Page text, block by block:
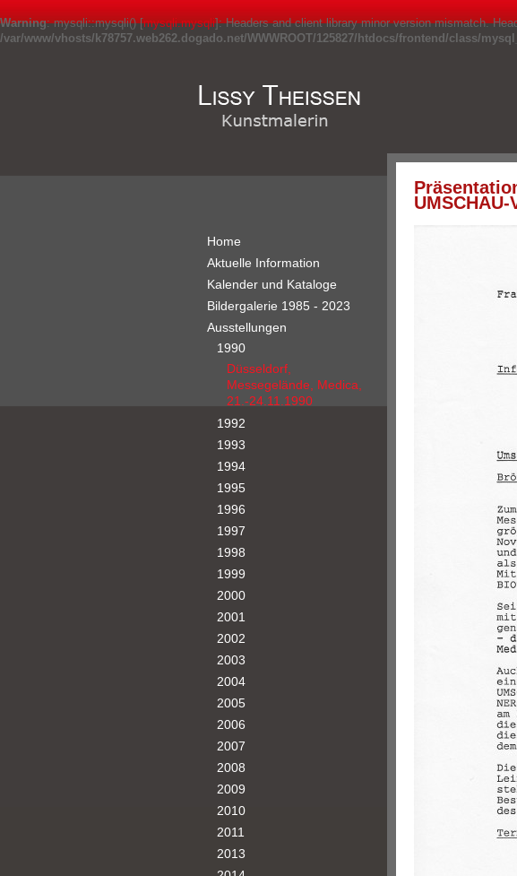
Warning: mysqli::mysqli() [mysqli.mysqli]: Headers and client library minor version mismatch.
/var/www/vhosts/k78757.web262.dogado.net/WWWROOT/125827/htdocs/frontend/class/
Home
Aktuelle Information
Kalender und Kataloge
Bildergalerie 1985 - 2023
Ausstellungen
1990
Düsseldorf,
Messegelände, Medica,
21.-24.11.1990
1992
1993
1994
1995
1996
1997
1998
1999
2000
2001
2002
2003
2004
2005
2006
2007
2008
2009
2010
2011
2013
UMSCHAU-